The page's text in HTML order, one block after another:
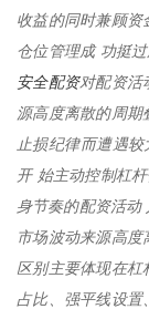
收益的同时兼顾资
仓位管理成 功挺
安全配资对配资活
源高度离散的周期
止损纪律而遭遇
开 始主动控制杠
身节奏的配资活动
市场波动来源高
区别主要体现在杠
占比、强平线设置